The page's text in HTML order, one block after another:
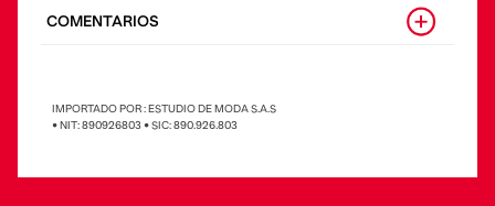
COMENTARIOS
IMPORTADO POR : ESTUDIO DE MODA S.A.S
• NIT: 890926803 • SIC: 890.926.803